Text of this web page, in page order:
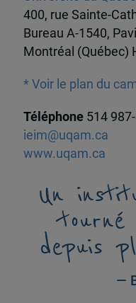
400, rue Sainte-
Bureau A-1540,
Montréal (Québec)
* Voir le plan du
Téléphone 514
ieim@uqam.ca
www.uqam.ca
Un
depuis
—